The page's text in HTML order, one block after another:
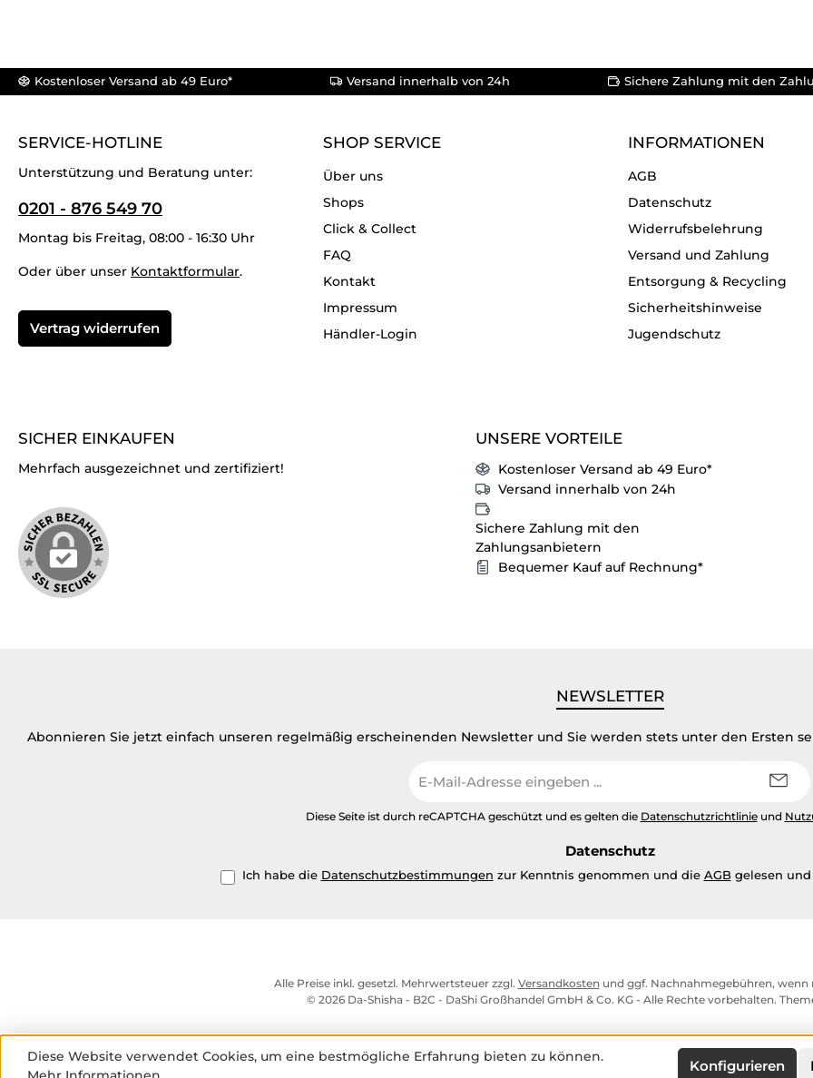
Kostenloser Versand ab 49 Euro* Versand innerhalb von 24h Sichere Zahlung mit den
SERVICE-HOTLINE
Unterstützung und Beratung unter:
0201 - 876 549 70
Montag bis Freitag, 08:00 - 16:30 Uhr
Oder über unser Kontaktformular.
Vertrag widerrufen
SHOP SERVICE
Über uns
Shops
Click & Collect
FAQ
Kontakt
Impressum
Händler-Login
INFORMATIONEN
AGB
Datenschutz
Widerrufsbelehrung
Versand und Zahlung
Entsorgung & Recycling
Sicherheitshinweise
Jugendschutz
SICHER EINKAUFEN
Mehrfach ausgezeichnet und zertifiziert!
UNSERE VORTEILE
Kostenloser Versand ab 49 Euro*
Versand innerhalb von 24h
Sichere Zahlung mit den
Zahlungsanbietern
Bequemer Kauf auf Rechnung*
NEWSLETTER
Abonnieren Sie jetzt einfach unseren regelmäßig erscheinenden Newsletter und Sie werden stets unter den Ersten
Mail-
Diese Seite ist durch reCAPTCHA geschützt und es gelten die Datenschutzrichtlinieund
Datenschutz
Ich habe die Datenschutzbestimmungen zur Kenntnis genommen und die AGBgelesen und
Alle Preise inkl. gesetzl. Mehrwertsteuer zzgl. Versandkosten und ggf. Nachnahmegebühren, wenn
© 2026 Da-Shisha - B2C - DaShi Großhandel GmbH & Co. KG - Alle Rechte vorbehalten.
Diese Website verwendet Cookies, um eine bestmögliche Erfahrung bieten zu können.
Konfigurieren